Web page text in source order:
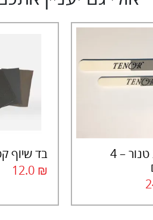
פצירת טנור – 4
בד שיוף קטן
₪